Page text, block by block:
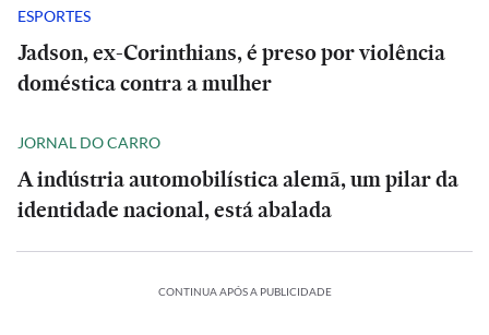
ESPORTES
Jadson, ex-Corinthians, é preso por violência
doméstica contra a mulher
JORNAL DO CARRO
A indústria automobilística alemã, um pilar da
identidade nacional, está abalada
CONTINUA APÓS A PUBLICIDADE